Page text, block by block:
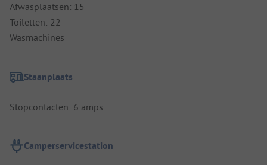
Afwasplaatsen: 15
Toiletten: 22
Wasmachines
Staanplaats
Stopcontacten: 6 amps
Camperservicestation